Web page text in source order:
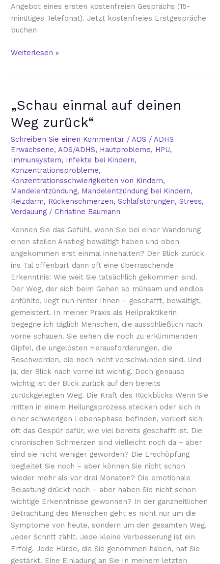
Angebot eines ersten kostenfreien Gesprächs (15-
minütiges Telefonat). Jetzt kostenfreies Erstgespräche
buchen
Weiterlesen »
„Schau einmal auf deinen
Weg zurück“
Schreiben Sie einen Kommentar /ADS / ADHS
Erwachsene,ADS/ADHS, Hautprobleme, HPU,
Immunsystem, Infekte bei Kindern,
Konzentrationsprobleme,
Konzentrationsschwierigkeiten von Kindern,
Mandelentzündung, Mandelentzündung bei Kindern,
Reizdarm, Rückenschmerzen,Schlafstörungen,Stress,
Verdauung /Christine Baumann
Kennen Sie das Gefühl, wenn Sie bei einer Wanderung
einen steilen Anstieg bewältigt haben und oben
angekommen erst einmal innehalten? Der Blick zurück
ins Tal offenbart dann oft eine überraschende
Erkenntnis: Wie weit Sie tatsächlich gekommen sind.
Der Weg, der sich beim Gehen so mühsam und endlos
anfühlte, liegt nun hinter Ihnen – geschafft, bewältigt,
gemeistert. In meiner Praxis als Heilpraktikerin
begegne ich täglich Menschen, die ausschließlich nach
vorne schauen. Sie sehen die noch zu erklimmenden
Gipfel, die ungelösten Herausforderungen, die
Beschwerden, die noch nicht verschwunden sind. Und
ja, der Blick nach vorne ist wichtig. Doch genauso
wichtig ist der Blick zurück auf den bereits
zurückgelegten Weg. Die Kraft des Rückblicks Wenn Sie
mitten in einem Heilungsprozess stecken oder sich in
einer schwierigen Lebensphase befinden, verliert sich
oft das Gespür dafür, wie viel bereits geschafft ist. Die
chronischen Schmerzen sind vielleicht noch da – aber
sind sie nicht weniger geworden? Die Erschöpfung
begleitet Sie noch – aber können Sie nicht schon
wieder mehr als vor drei Monaten? Die emotionale
Belastung drückt noch – aber haben Sie nicht schon
wichtige Erkenntnisse gewonnen? In der ganzheitlichen
Betrachtung des Menschen geht es nicht nur um die
Symptome von heute, sondern um den gesamten Weg.
Jeder Schritt zählt. Jede kleine Verbesserung ist ein
Erfolg. Jede Hürde, die Sie genommen haben, hat Sie
gestärkt. Eine Einladung an Sie In meinem letzten
einmal
deinen
Weg
zurück“